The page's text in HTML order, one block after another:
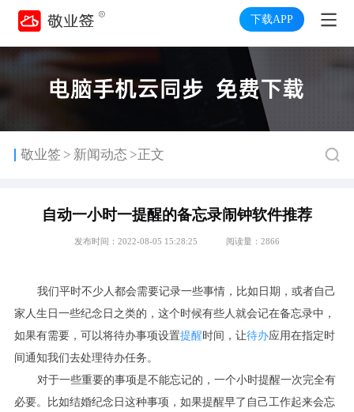
下载APP
敬业签 > 新闻动态 >正文
自动一小时一提醒的备忘录闹钟软件推荐
发布时间：2022-08-05 15:28:25 阅读量：2866
我们平时不少人都会需要记录一些事情，比如日期，或者自己
家人生日一些纪念日之类的，这个时候有些人就会记在备忘录中，
如果有需要，可以将待办事项设置提醒时间，让待办应用在指定时
间通知我们去处理待办任务。
对于一些重要的事项是不能忘记的，一个小时提醒一次完全有
必要。比如结婚纪念日这种事项，如果提醒早了自己工作起来会忘